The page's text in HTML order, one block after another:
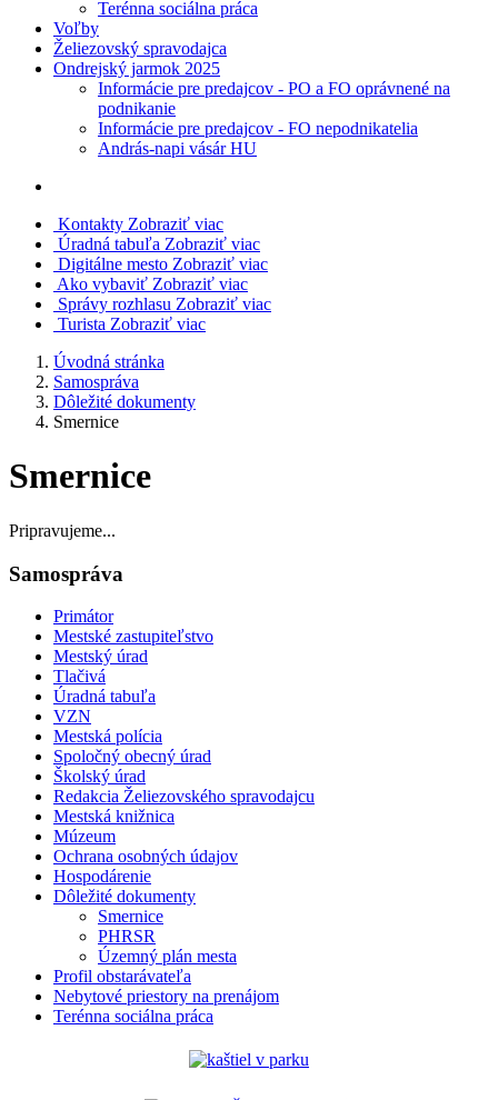
Terénna sociálna práca
Voľby
Želiezovský spravodajca
Ondrejský jarmok 2025
Informácie pre predajcov - PO a FO oprávnené na
podnikanie
Informácie pre predajcov - FO nepodnikatelia
András-napi vásár HU
Kontakty Zobraziť viac
Úradná tabuľa Zobraziť viac
Digitálne mesto Zobraziť viac
Ako vybaviť Zobraziť viac
Správy rozhlasu Zobraziť viac
Turista Zobraziť viac
Úvodná stránka
Samospráva
Dôležité dokumenty
Smernice
Smernice
Pripravujeme...
Samospráva
Primátor
Mestské zastupiteľstvo
Mestský úrad
Tlačivá
Úradná tabuľa
VZN
Mestská polícia
Spoločný obecný úrad
Školský úrad
Redakcia Želiezovského spravodajcu
Mestská knižnica
Múzeum
Ochrana osobných údajov
Hospodárenie
Dôležité dokumenty
Smernice
PHRSR
Územný plán mesta
Profil obstarávateľa
Nebytové priestory na prenájom
Terénna sociálna práca